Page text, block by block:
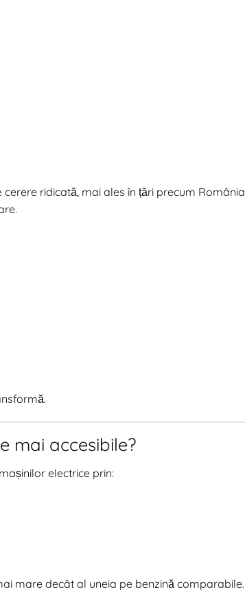
ridicată, mai ales în țări precum România
mai accesibile?
electrice prin:
mare decât al uneia pe benzină comparabile.